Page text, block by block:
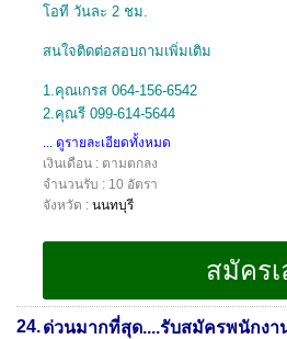
โอที วันละ 2 ชม.
สนใจติดต่อสอบถามเพิ่มเติม
1.คุณเกรส 064-156-6542
2.คุณรี 099-614-5644
... ดูรายละเอียดทั้งหมด
เงินเดือน : ตามตกลง
จำนวนรับ : 10 อัตรา
จังหวัด : นนทบุรี
24.ด่วนมากที่สุด....รับสมัครพนักงา